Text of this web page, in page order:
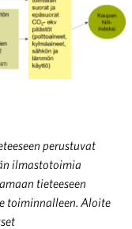
perustuvat
ilmastotoimia
tieteeseen
toiminnalleen. Aloite